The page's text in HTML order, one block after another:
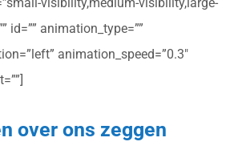
id=”” animation_type=””
animation_speed=”0.3″
over ons zeggen